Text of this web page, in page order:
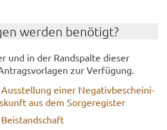
wer­den be­nö­tigt?
und in der Rand­spal­te die­ser
zur Ver­fü­gung.
einer Ne­ga­tiv­be­schei­ni­
aus dem Sor­ge­re­gis­ter